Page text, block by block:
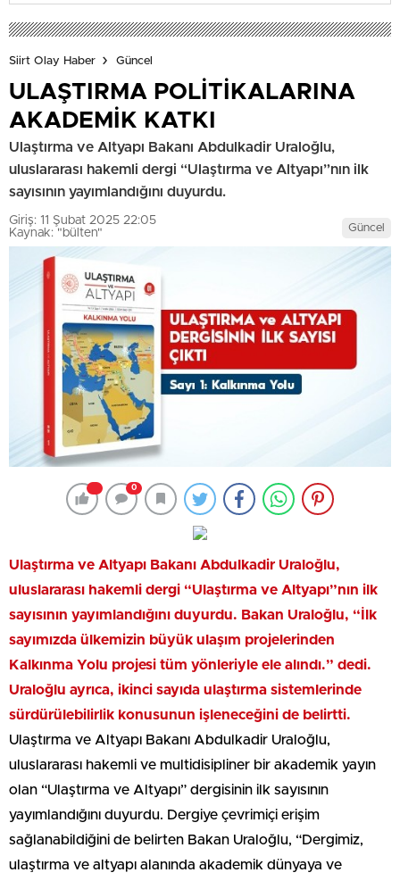
Siirt Olay Haber Güncel
ULAŞTIRMA POLİTİKALARINA
AKADEMİK KATKI
Ulaştırma ve Altyapı Bakanı Abdulkadir Uraloğlu,
uluslararası hakemli dergi “Ulaştırma ve Altyapı”nın ilk
sayısının yayımlandığını duyurdu.
Giriş: 11 Şubat 2025 22:05
Kaynak: "bülten"
Güncel
0
Ulaştırma ve Altyapı Bakanı Abdulkadir Uraloğlu,
uluslararası hakemli dergi “Ulaştırma ve Altyapı”nın ilk
sayısının yayımlandığını duyurdu. Bakan Uraloğlu, “İlk
sayımızda ülkemizin büyük ulaşım projelerinden
Kalkınma Yolu projesi tüm yönleriyle ele alındı.” dedi.
Uraloğlu ayrıca, ikinci sayıda ulaştırma sistemlerinde
sürdürülebilirlik konusunun işleneceğini de belirtti.
Ulaştırma ve Altyapı Bakanı Abdulkadir Uraloğlu,
uluslararası hakemli ve multidisipliner bir akademik yayın
olan “Ulaştırma ve Altyapı” dergisinin ilk sayısının
yayımlandığını duyurdu. Dergiye çevrimiçi erişim
sağlanabildiğini de belirten Bakan Uraloğlu, “Dergimiz,
ulaştırma ve altyapı alanında akademik dünyaya ve